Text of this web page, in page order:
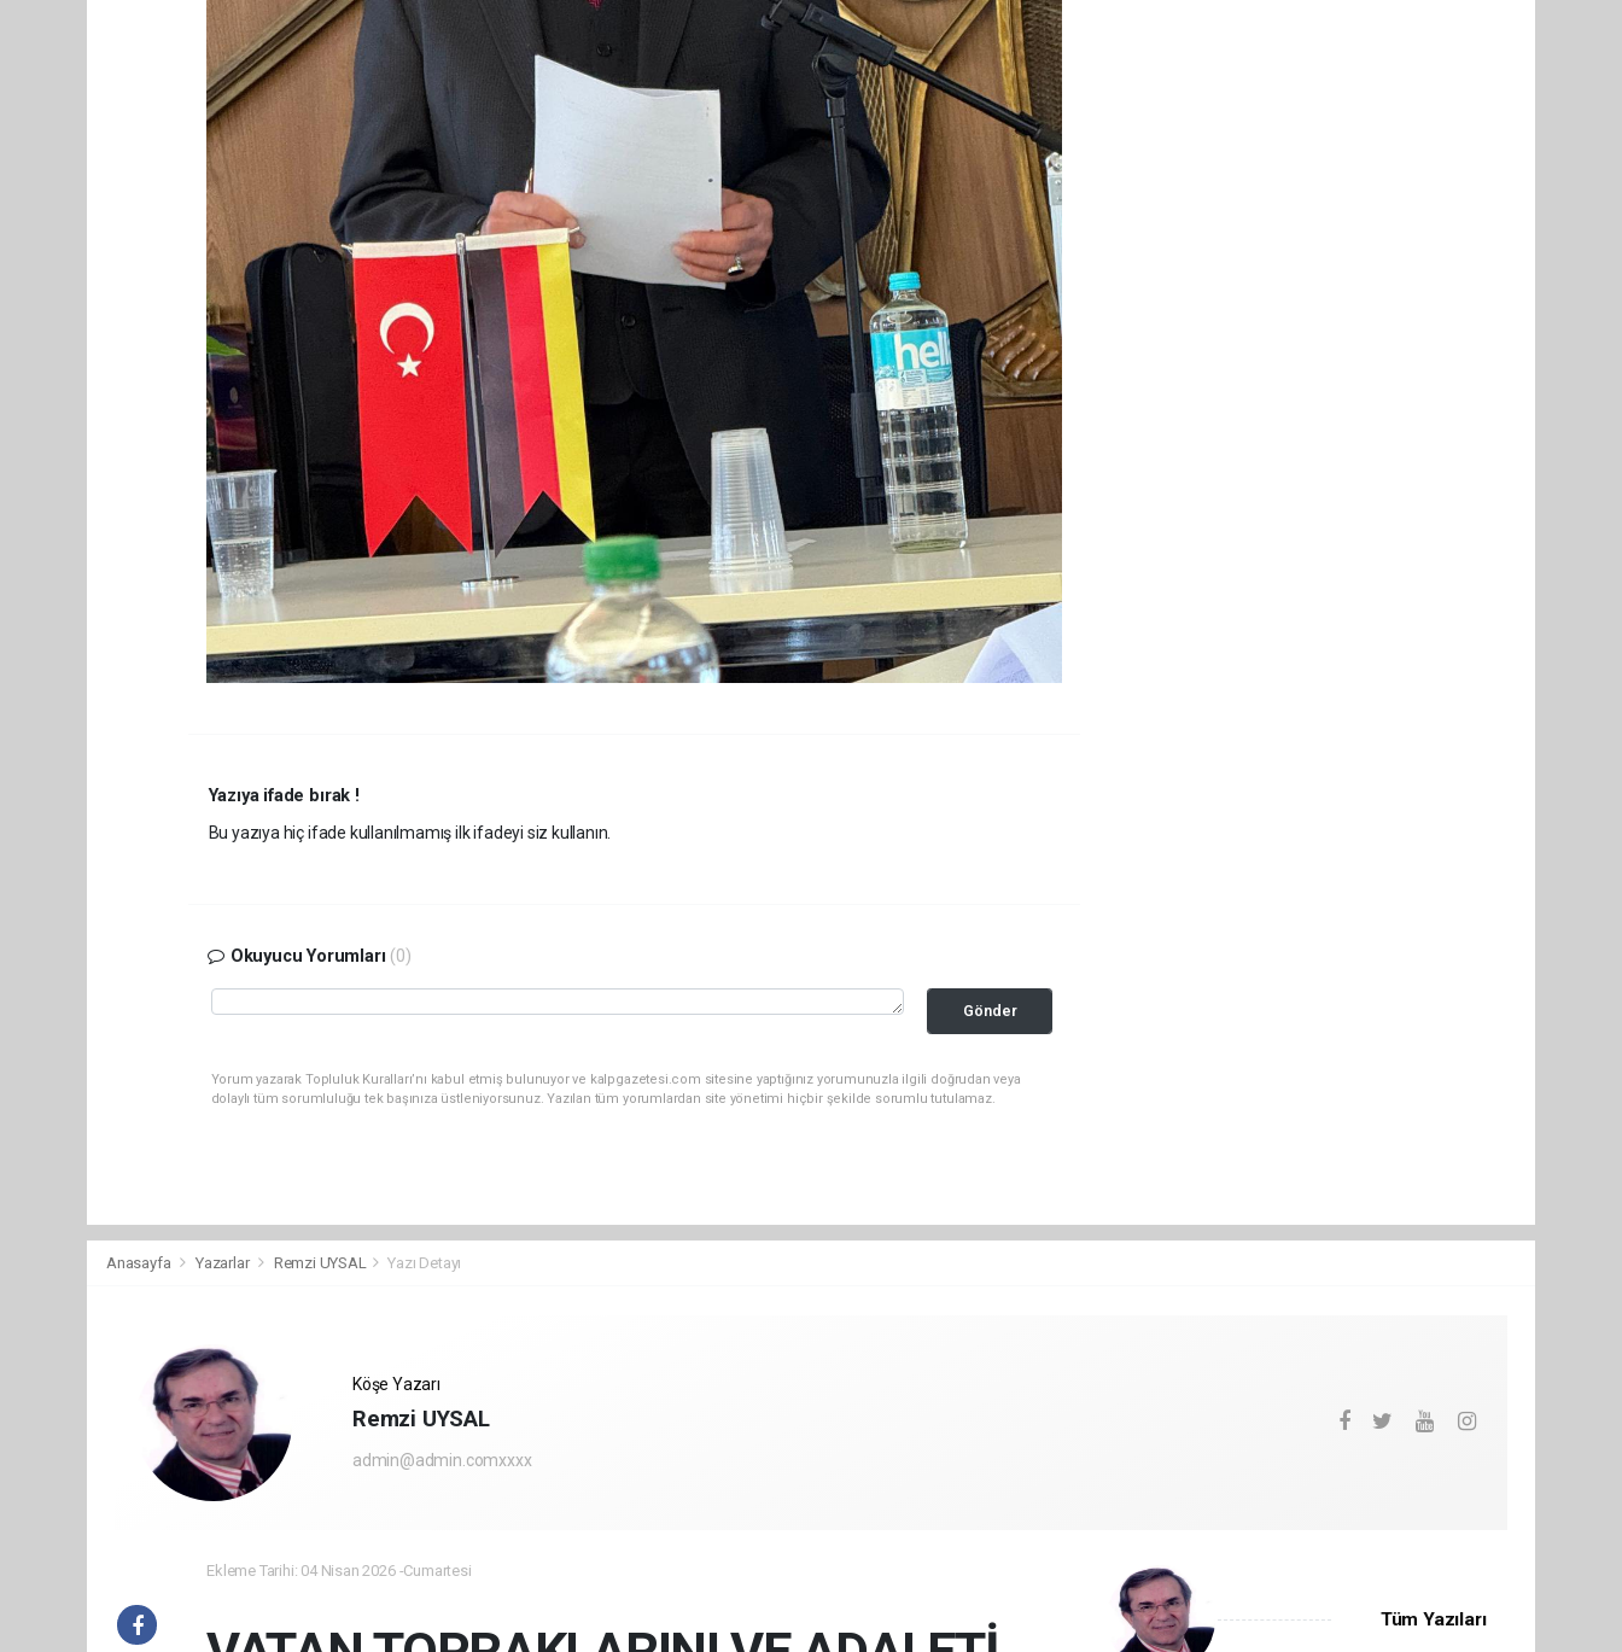
Yazıya ifade bırak !
Bu yazıya hiç ifade kullanılmamış ilk ifadeyi siz kullanın.
Okuyucu Yorumları (0)
Gönder
Yorum yazarak Topluluk Kuralları’nı kabul etmiş bulunuyor ve kalpgazetesi.com sitesine yaptığınız yorumunuzla ilgili doğrudan veya
dolaylı tüm sorumluluğu tek başınıza üstleniyorsunuz. Yazılan tüm yorumlardan site yönetimi hiçbir şekilde sorumlu tutulamaz.
Anasayfa Yazarlar Remzi UYSAL Yazı Detayı
Köşe Yazarı
Remzi UYSAL
admin@admin.comxxxx
Ekleme Tarihi: 04 Nisan 2026 -Cumartesi
Tüm Yazıları